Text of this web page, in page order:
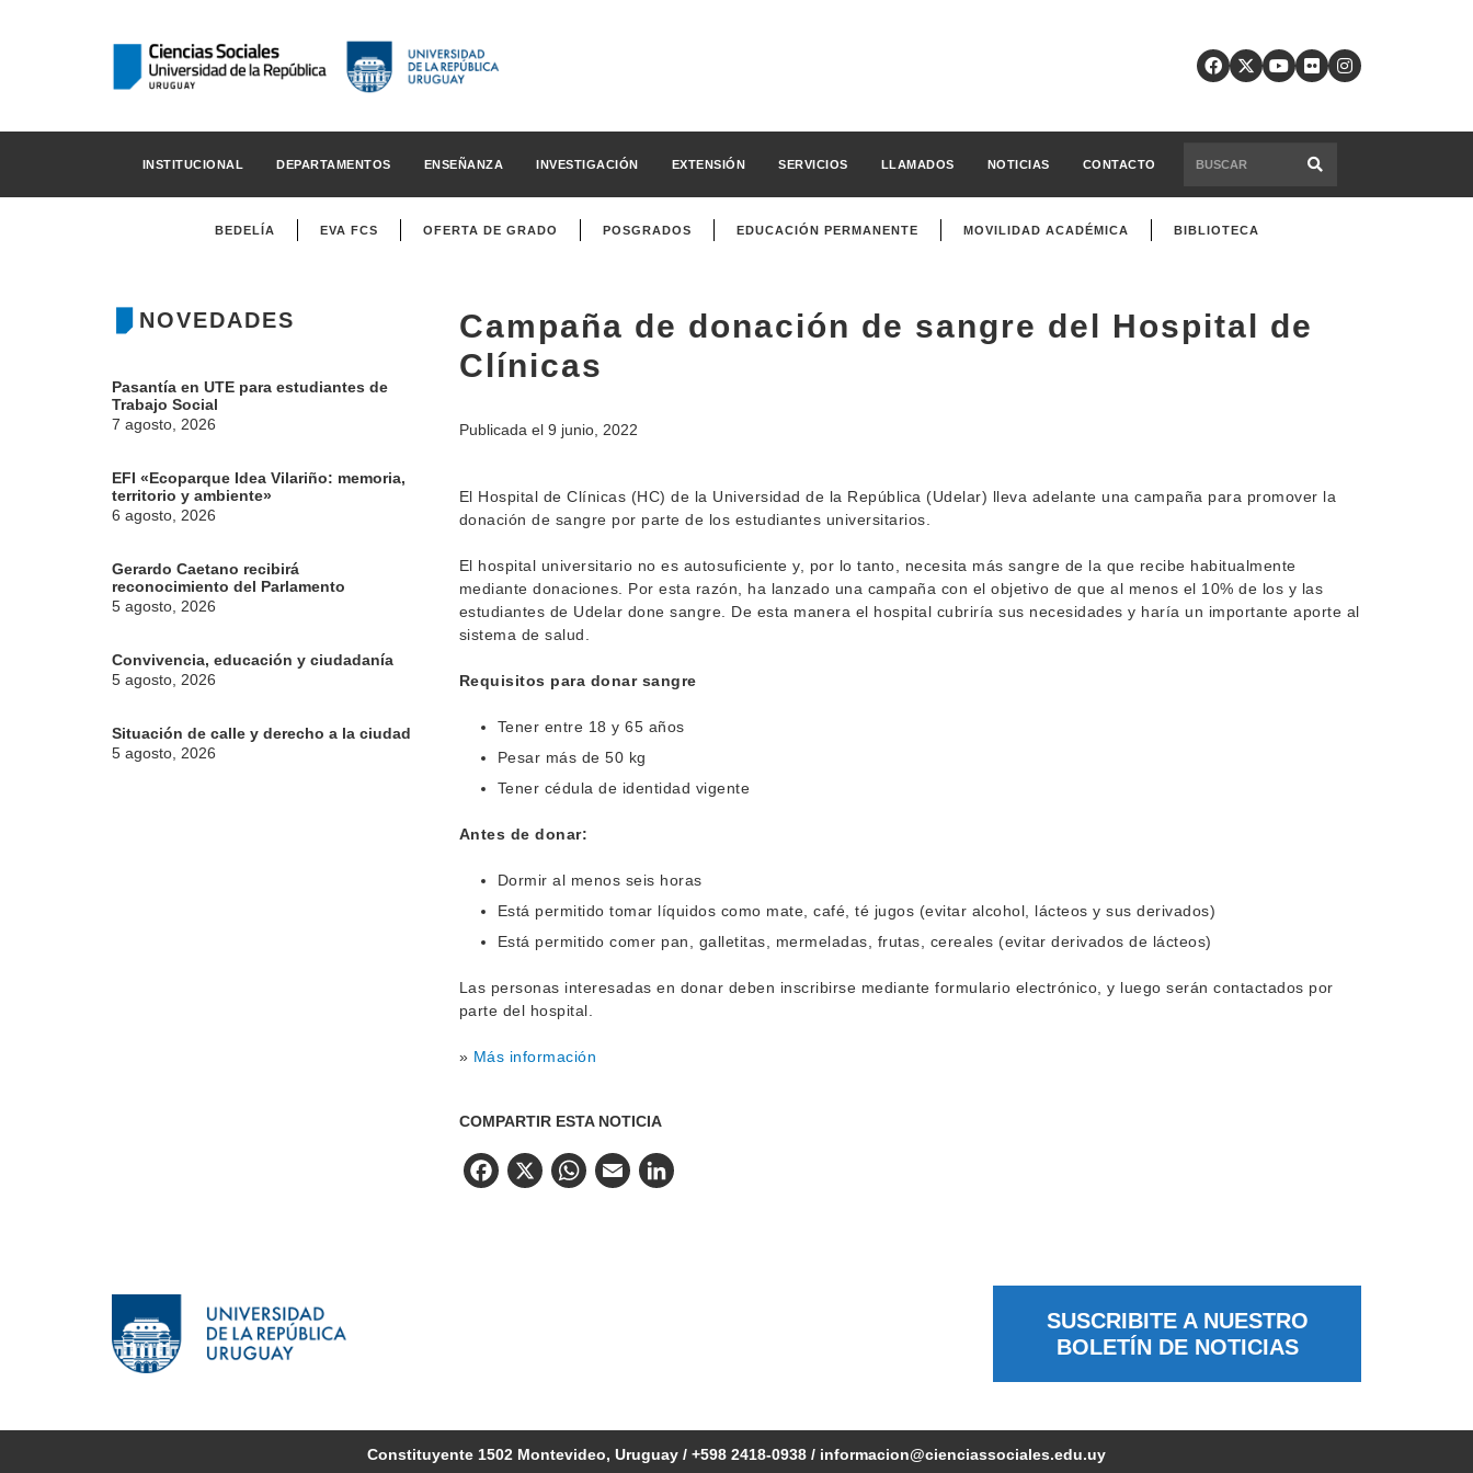
INSTITUCIONAL DEPARTAMENTOS ENSEÑANZA INVESTIGACIÓN EXTENSIÓN SERVICIOS LLAMADOS NOTICIAS CONTACTO
BEDELÍA EVA FCS OFERTA DE GRADO POSGRADOS EDUCACIÓN PERMANENTE MOVILIDAD ACADÉMICA BIBLIOTECA
NOVEDADES
Pasantía en UTE para estudiantes de
Trabajo Social
7 agosto, 2026
EFI «Ecoparque Idea Vilariño: memoria,
territorio y ambiente»
6 agosto, 2026
Gerardo Caetano recibirá
reconocimiento del Parlamento
5 agosto, 2026
Convivencia, educación y ciudadanía
5 agosto, 2026
Situación de calle y derecho a la ciudad
5 agosto, 2026
Campaña de donación de sangre del Hospital de
Clínicas
Publicada el 9 junio, 2022
El Hospital de Clínicas (HC) de la Universidad de la República (Udelar) lleva adelante una campaña para promover la
donación de sangre por parte de los estudiantes universitarios.
El hospital universitario no es autosuficiente y, por lo tanto, necesita más sangre de la que recibe habitualmente
mediante donaciones. Por esta razón, ha lanzado una campaña con el objetivo de que al menos el 10% de los y las
estudiantes de Udelar done sangre. De esta manera el hospital cubriría sus necesidades y haría un importante aporte al
sistema de salud.
Requisitos para donar sangre
Tener entre 18 y 65 años
Pesar más de 50 kg
Tener cédula de identidad vigente
Antes de donar:
Dormir al menos seis horas
Está permitido tomar líquidos como mate, café, té jugos (evitar alcohol, lácteos y sus derivados)
Está permitido comer pan, galletitas, mermeladas, frutas, cereales (evitar derivados de lácteos)
Las personas interesadas en donar deben inscribirse mediante formulario electrónico, y luego serán contactados por
parte del hospital.
» Más información
COMPARTIR ESTA NOTICIA
Facebook
X WhatsApp
Email
SUSCRIBITE A NUESTRO
BOLETÍN DE NOTICIAS
Constituyente 1502 Montevideo, Uruguay / +598 2418-0938 / informacion@cienciassociales.edu.uy